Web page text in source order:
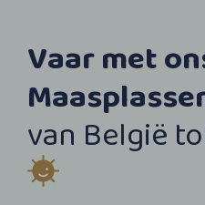
Vaar met
van België